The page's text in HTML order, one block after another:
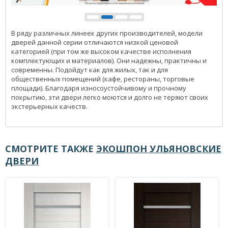
В ряду различных линеек других производителей, модели
дверей данной серии отличаются низкой ценовой
категорией (при том же высоком качестве исполнения
комплектующих и материалов). Они надежны, практичны и
современны. Подойдут как для жилых, так и для
общественных помещений (кафе, рестораны, торговые
площади). Благодаря износоустойчивому и прочному
покрытию, эти двери легко моются и долго не теряют своих
экстерьерных качеств.
СМОТРИТЕ ТАКЖЕ ЭКОШПОН УЛЬЯНОВСКИЕ
ДВЕРИ